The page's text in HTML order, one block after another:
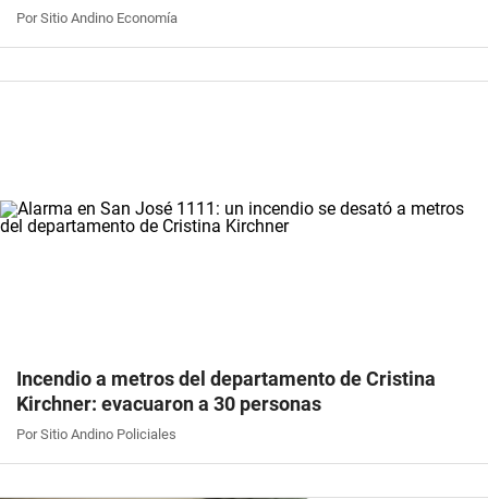
Por Sitio Andino Economía
Incendio a metros del departamento de Cristina
Kirchner: evacuaron a 30 personas
Por Sitio Andino Policiales